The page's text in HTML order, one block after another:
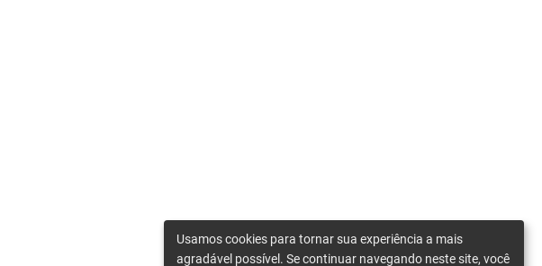
Usamos cookies para tornar sua experiência a mais
agradável possível. Se continuar navegando neste site, você